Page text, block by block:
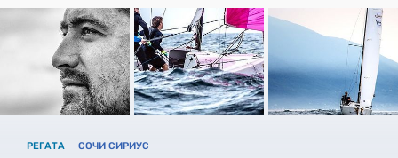
РЕГАТА СОЧИ СИРИУС